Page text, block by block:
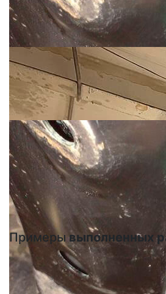
Примерывыполненных